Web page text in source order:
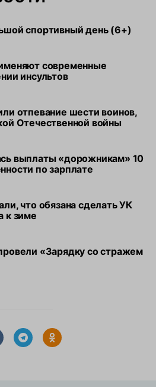
спортивный день (6+)
современные
инсультов
отпевание шести воинов,
Отечественной войны
выплаты «дорожникам» 10
по зарплате
что обязана сделать УК
к зиме
«Зарядку со стражем